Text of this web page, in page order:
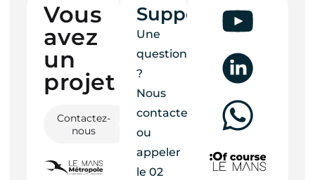
Vous
avez
un
projet ?
Contactez-
nous
Support
Une
question
?
Nous
contacter
ou
appeler
le02